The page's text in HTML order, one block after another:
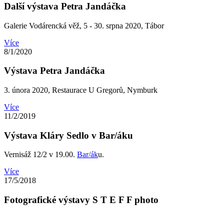
Další výstava Petra Jandáčka
Galerie Vodárencká věž, 5 - 30. srpna 2020, Tábor
Více
8/1/2020
Výstava Petra Jandáčka
3. února 2020, Restaurace U Gregorů, Nymburk
Více
11/2/2019
Výstava Kláry Sedlo v Bar/áku
Vernisáž 12/2 v 19.00. Bar/áku.
Více
17/5/2018
Fotografické výstavy S T E F F photo